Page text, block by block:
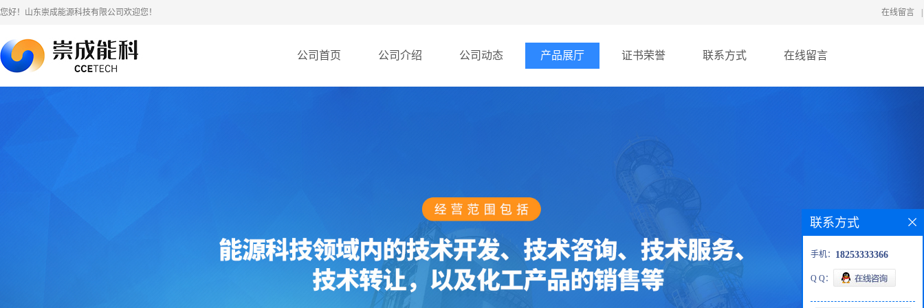
您好！山东崇成能源科技有限公司欢迎您！ 在线留言
公司首页 公司介绍 公司动态 产品展厅 证书荣誉 联系方式 在线留言
联系方式
手机： 18253333366
Q Q：